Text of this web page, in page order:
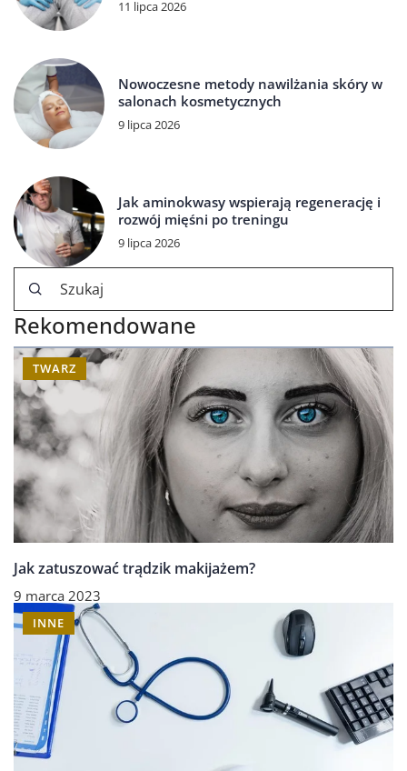
11 lipca 2026
Nowoczesne metody nawilżania skóry w
salonach kosmetycznych
9 lipca 2026
Jak aminokwasy wspierają regenerację i
rozwój mięśni po treningu
9 lipca 2026
Rekomendowane
TWARZ
Jak zatuszować trądzik makijażem?
9 marca 2023
INNE